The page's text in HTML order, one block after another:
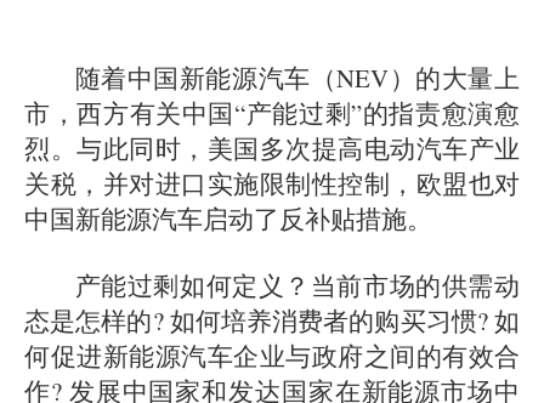
随着中国新能源汽车（NEV）的大量上
市，西方有关中国“产能过剩”的指责愈演愈
烈。与此同时，美国多次提高电动汽车产业
关税，并对进口实施限制性控制，欧盟也对
中国新能源汽车启动了反补贴措施。
产能过剩如何定义？当前市场的供需动
态是怎样的? 如何培养消费者的购买习惯? 如
何促进新能源汽车企业与政府之间的有效合
作? 发展中国家和发达国家在新能源市场中